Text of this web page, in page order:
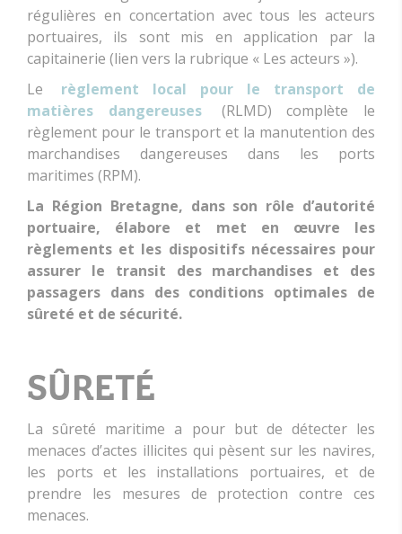
régulières en concertation avec tous les acteurs
portuaires, ils sont mis en application par la
capitainerie (lien vers la rubrique « Les acteurs »).
Le
règlement local pour le transport de
matières dangereuses
(RLMD) complète le
règlement pour le transport et la manutention des
marchandises dangereuses dans les ports
maritimes (RPM).
La Région Bretagne, dans son rôle d’autorité
portuaire, élabore et met en œuvre les
règlements et les dispositifs nécessaires pour
assurer le transit des marchandises et des
passagers dans des conditions optimales de
sûreté et de sécurité.
SÛRETÉ
La sûreté maritime a pour but de détecter les
menaces d’actes illicites qui pèsent sur les navires,
les ports et les installations portuaires, et de
prendre les mesures de protection contre ces
menaces.